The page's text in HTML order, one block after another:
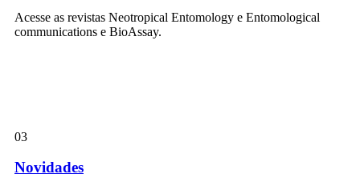
Acesse as revistas Neotropical Entomology e Entomological
communications e BioAssay.
03
Novidades